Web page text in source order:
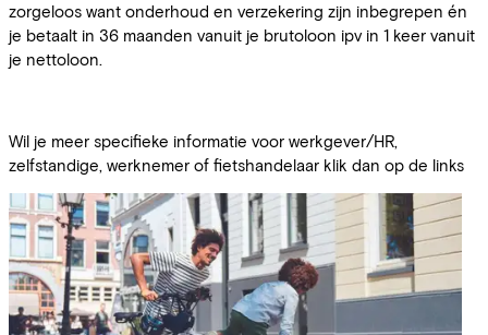
zorgeloos want onderhoud en verzekering zijn inbegrepen én
je betaalt in 36 maanden vanuit je brutoloon ipv in 1 keer vanuit
je nettoloon.
Wil je meer specifieke informatie voor werkgever/HR,
zelfstandige, werknemer of fietshandelaar klik dan op de links